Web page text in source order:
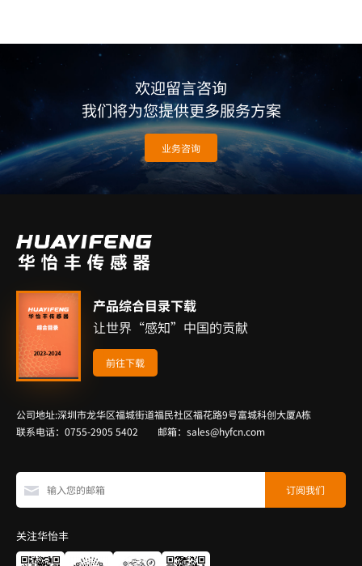
欢迎留言咨询
我们将为您提供更多服务方案
业务咨询
产品综合目录下载
让世界“感知”中国的贡献
前往下载
公司地址:深圳市龙华区福城街道福民社区福花路9号富城科创大厦A栋
联系电话：0755-2905 5402 邮箱：sales@hyfcn.com
关注华怡丰